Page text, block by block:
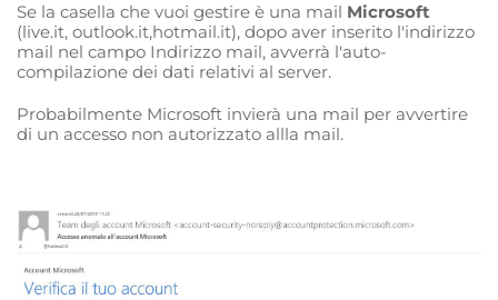
Se la casella che vuoi gestire è una mail Microsoft
(live.it, outlook.it,hotmail.it), dopo aver inserito l'indirizzo
mail nel campo Indirizzo mail, avverrà l'auto-
compilazione dei dati relativi al server.
Probabilmente Microsoft invierà una mail per avvertire
di un accesso non autorizzato allla mail.